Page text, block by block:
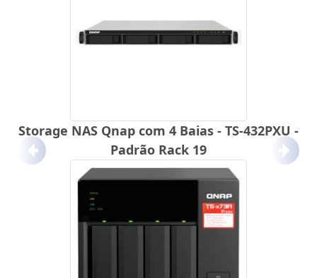
Storage NAS Qnap com 4 Baias - TS-432PXU -
Padrão Rack 19
Anterior